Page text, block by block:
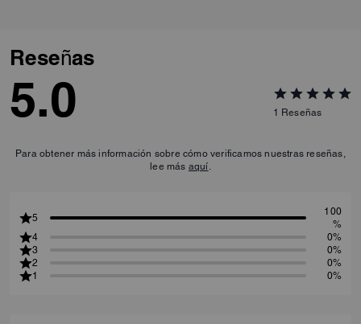
Reseñas
5.0 1 Reseñas
Para obtener más información sobre cómo verificamos nuestras reseñas,
lee más aquí
5
100
%
4
0%
3
0%
2
0%
1
0%